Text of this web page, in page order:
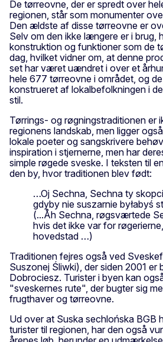
De tørreovne, der er spredt over
regionen, står som monumenter
Den ældste af disse tørreovne er
Selv om den ikke længere er i brug,
konstruktion og funktioner som de
dag, hvilket vidner om, at denne
set har været uændret i over et
hele 677 tørreovne i området, og
konstrueret af lokalbefolkningen i
stil.
Tørrings- og røgningstraditionen er
regionens landskab, men ligger
lokale poeter og sangskrivere
inspiration i stjernerne, men har
simple røgede sveske. I teksten til
den by, hvor traditionen blev født:
…Oj Sechna, Sechna ty
gdyby nie suszarnie byłabyś
(...Åh Sechna, røgsværtede
hvis det ikke var for
hovedstad …)
Traditionen fejres også ved
Suszonej Śliwki), der siden 2001 er
Dobrociesz. Turister i byen kan
"sveskernes rute", der bugter sig
frugthaver og tørreovne.
Ud over at Suska sechlońska BGB
turister til regionen, har den også